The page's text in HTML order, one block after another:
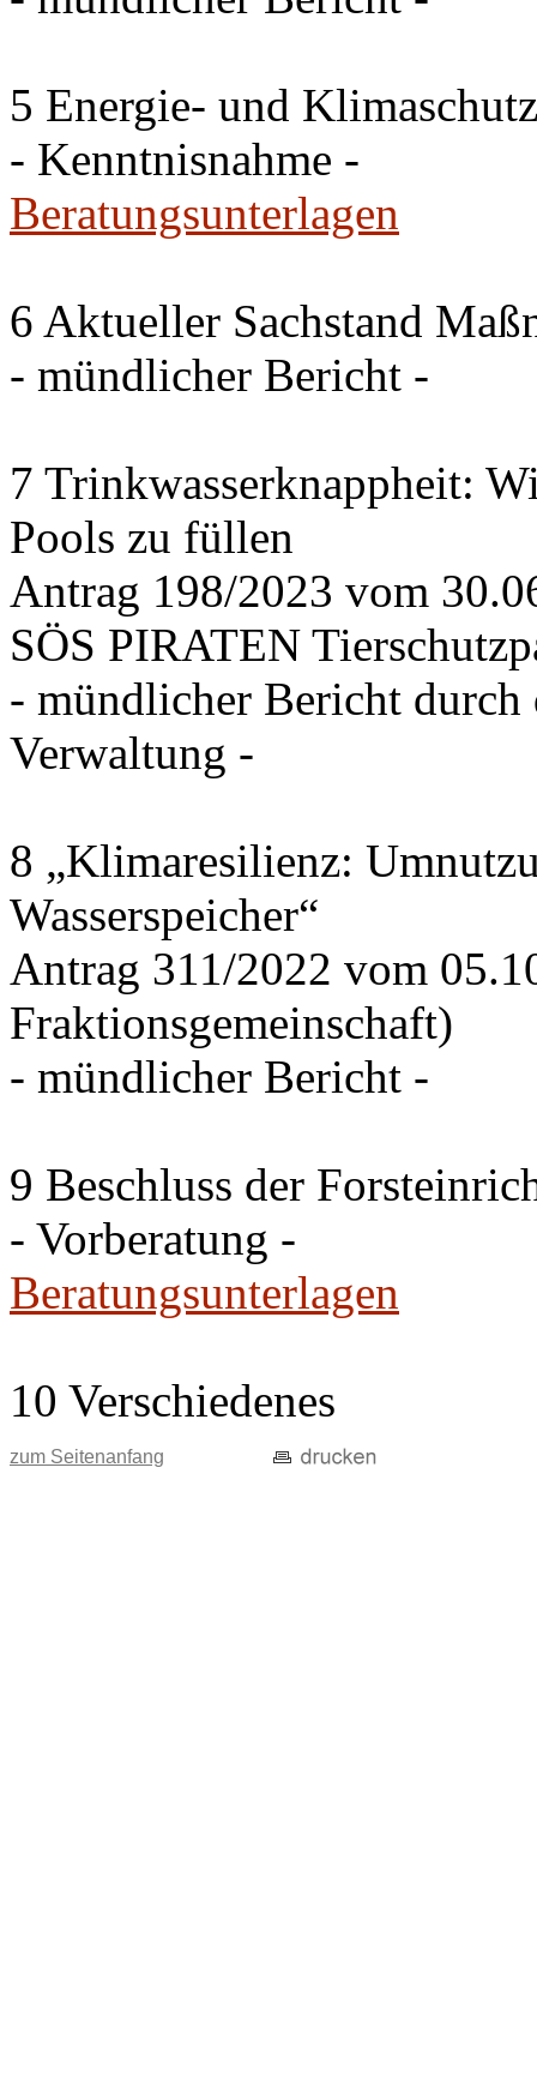
5 Energie- und
- Kenntnisnahme -
Beratungsunterlagen
6 Aktueller Sachstand
- mündlicher Bericht -
7 Trinkwasserknappheit:
Pools zu füllen
Antrag 198/2023 vom
SÖS PIRATEN
- mündlicher Bericht
Verwaltung -
8 „Klimaresilienz:
Wasserspeicher“
Antrag 311/2022 vom
Fraktionsgemeinschaft)
- mündlicher Bericht -
9 Beschluss der
- Vorberatung -
Beratungsunterlagen
10 Verschiedenes
zum Seitenanfang